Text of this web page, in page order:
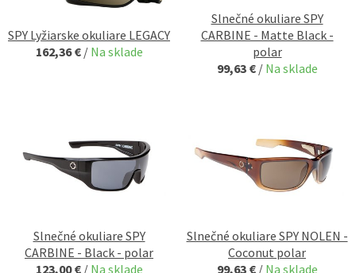
SPY Lyžiarske okuliare LEGACY
162,36 € / Na sklade
Slnečné okuliare SPY
CARBINE - Matte Black -
polar
99,63 € / Na sklade
Slnečné okuliare SPY
CARBINE - Black - polar
123,00 € / Na sklade
Slnečné okuliare SPY NOLEN -
Coconut polar
99,63 € / Na sklade